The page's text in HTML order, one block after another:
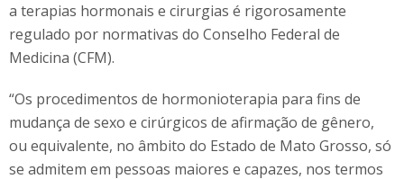
a terapias hormonais e cirurgias é rigorosamente
regulado por normativas do Conselho Federal de
Medicina (CFM).
“Os procedimentos de hormonioterapia para fins de
mudança de sexo e cirúrgicos de afirmação de gênero,
ou equivalente, no âmbito do Estado de Mato Grosso, só
se admitem em pessoas maiores e capazes, nos termos